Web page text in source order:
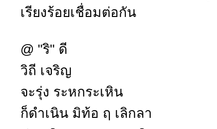
เรียงร้อยเชื่อมต่อกัน
@ "ริ" ดี
วิถี เจริญ
จะรุ่ง ระหกระเหิน
ก็ดำเนิน มิท้อ ฤ เลิกลา